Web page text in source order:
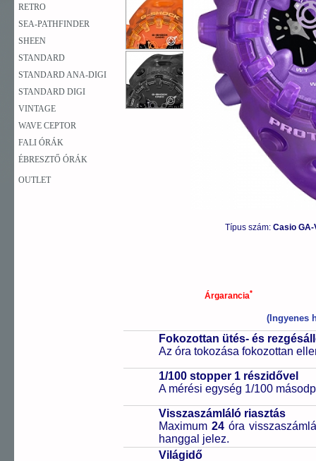
RETRO
SEA-PATHFINDER
SHEEN
STANDARD
STANDARD ANA-DIGI
STANDARD DIGI
VINTAGE
WAVE CEPTOR
FALI ÓRÁK
ÉBRESZTŐ ÓRÁK
OUTLET
Típus szám: Casio
Árgarancia*
(Ingyenes
Fokozottan ütés- és
Az óra tokozása fokozottan
1/100 stopper 1 részidővel
A mérési egység 1/100
Visszaszámláló riasztás
Maximum24 óra
hanggal jelez.
Világidő